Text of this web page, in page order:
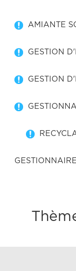
AMIANTE
GESTION
GESTION
GESTIONNAIRE DE